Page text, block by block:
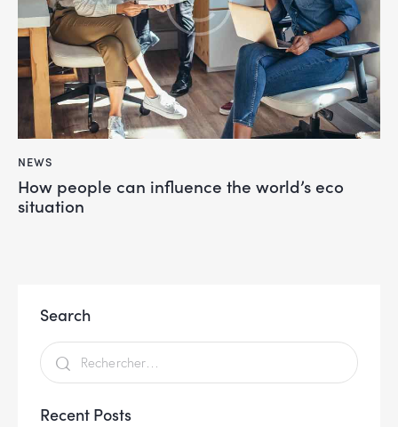
NEWS
How people can influence the world’s eco
situation
Search
Recent Posts